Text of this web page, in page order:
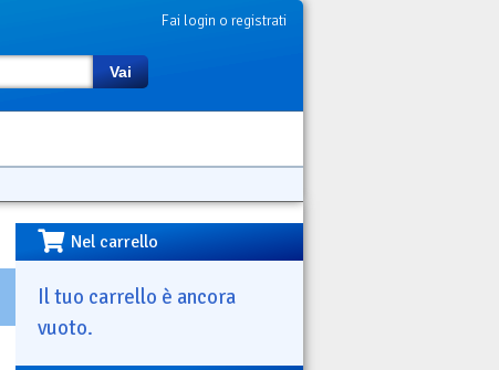
Fai login o registrati
Vai
Nel carrello
Il tuo carrello è ancora
vuoto.